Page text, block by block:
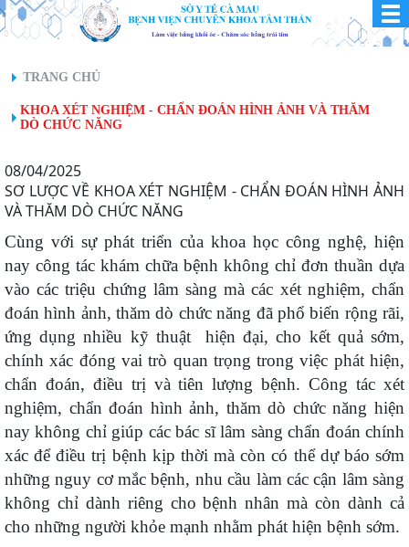
TRANG CHỦ
KHOA XÉT NGHIỆM - CHẨN ĐOÁN HÌNH ẢNH VÀ THĂM
DÒ CHỨC NĂNG
08/04/2025
SƠ LƯỢC VỀ KHOA XÉT NGHIỆM - CHẨN ĐOÁN HÌNH ẢNH
VÀ THĂM DÒ CHỨC NĂNG
Cùng với sự phát triển của khoa học công nghệ, hiện
nay công tác khám chữa bệnh không chỉ đơn thuần dựa
vào các triệu chứng lâm sàng mà các xét nghiệm, chẩn
đoán hình ảnh, thăm dò chức năng đã phổ biến rộng rãi,
ứng dụng nhiều kỹ thuật hiện đại, cho kết quả sớm,
chính xác đóng vai trò quan trọng trong việc phát hiện,
chẩn đoán, điều trị và tiên lượng bệnh. Công tác xét
nghiệm, chẩn đoán hình ảnh, thăm dò chức năng hiện
nay không chỉ giúp các bác sĩ lâm sàng chẩn đoán chính
xác để điều trị bệnh kịp thời mà còn có thể dự báo sớm
những nguy cơ mắc bệnh, nhu cầu làm các cận lâm sàng
không chỉ dành riêng cho bệnh nhân mà còn dành cả
cho những người khỏe mạnh nhằm phát hiện bệnh sớm.